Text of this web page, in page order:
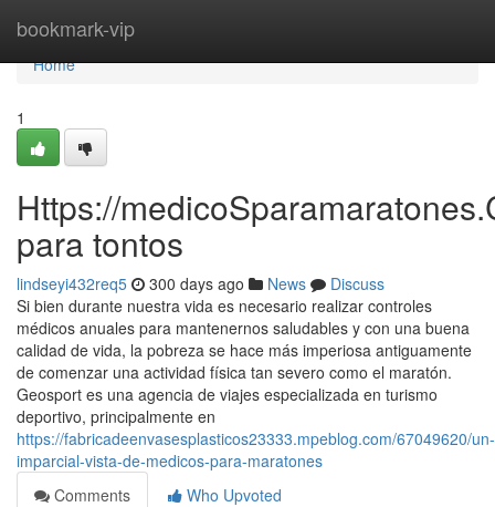
bookmark-vip
Home
Home
1
Https://
para tontos
lindseyi432req5 300 days ago News
Discuss
Si bien durante nuestra vida es necesario realizar controles
médicos anuales para mantenernos saludables y con una buena
calidad de vida, la pobreza se hace más imperiosa antiguamente
de comenzar una actividad física tan severo como el maratón.
Geosport es una agencia de viajes especializada en turismo
deportivo, principalmente en
https://fabricadeenvasesplasticos23333.mpeblog.com/67049620/un-
imparcial-vista-de-medicos-para-maratones
Comments
Who Upvoted